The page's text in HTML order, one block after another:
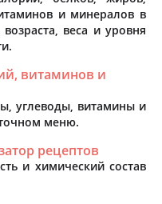
и минералов в
веса и уровня
витаминов и
углеводы, витамины и
меню.
рецептов
и химический состав